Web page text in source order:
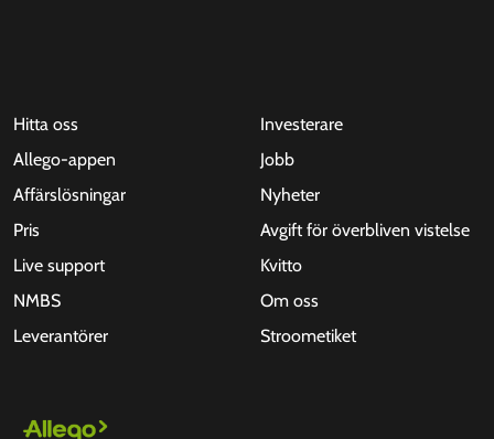
Hitta oss
Allego-appen
Affärslösningar
Pris
Live support
NMBS
Leverantörer
Investerare
Jobb
Nyheter
Avgift för överbliven vistelse
Kvitto
Om oss
Stroometiket